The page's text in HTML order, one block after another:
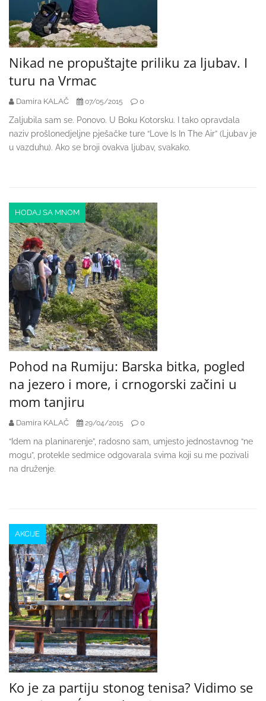
Nikad ne propuštajte priliku za ljubav. I
turu na Vrmac
Damira KALAČ 07/05/2015 0
Zaljubila sam se. Ponovo. U Boku Kotorsku. I tako opravdala
naziv prošlonedjeljne pješačke ture “Love Is In The Air” (Ljubav je
u vazduhu). Ako se broji ovakva ljubav, svakako.
HODAJ SA MNOM
Pohod na Rumiju: Barska bitka, pogled
na jezero i more, i crnogorski začini u
mom tanjiru
Damira KALAČ 29/04/2015 0
“Idem na planinarenje”, radosno sam, umjesto jednostavnog “ne
mogu”, protekle sedmice odgovarala svima koji su me pozivali
na druženje.
AKCIJE
Ko je za partiju stonog tenisa? Vidimo se